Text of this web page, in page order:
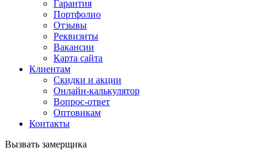
Гарантия
Портфолио
Отзывы
Реквизиты
Вакансии
Карта сайта
Клиентам
Скидки и акции
Онлайн-калькулятор
Вопрос-ответ
Оптовикам
Контакты
Вызвать замерщика